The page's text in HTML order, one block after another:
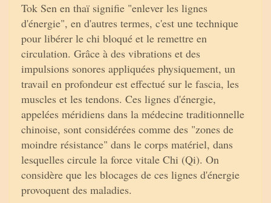
Tok Sen en thaï signifie "enlever les lignes
d'énergie", en d'autres termes, c'est une technique
pour libérer le chi bloqué et le remettre en
circulation. Grâce à des vibrations et des
impulsions sonores appliquées physiquement, un
travail en profondeur est effectué sur le fascia, les
muscles et les tendons. Ces lignes d'énergie,
appelées méridiens dans la médecine traditionnelle
chinoise, sont considérées comme des "zones de
moindre résistance" dans le corps matériel, dans
lesquelles circule la force vitale Chi (Qi). On
considère que les blocages de ces lignes d'énergie
provoquent des maladies.